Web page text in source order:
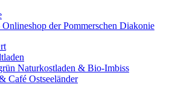
Onlineshop der Pommerschen Diakonie
Naturkostladen & Bio-Imbiss
Café Ostseeländer